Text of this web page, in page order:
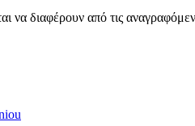
να διαφέρουν από τις